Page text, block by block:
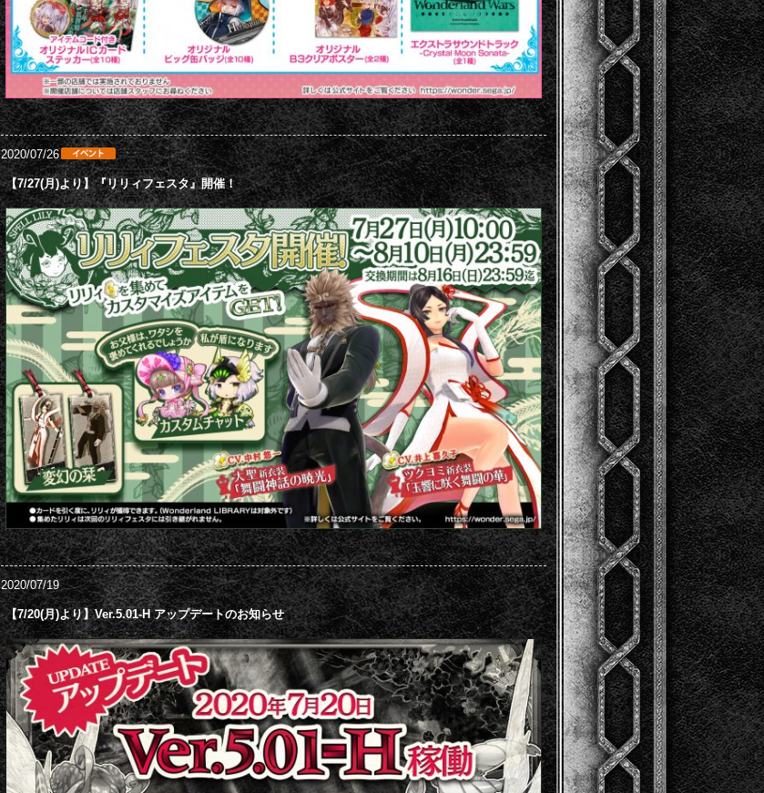
2020/07/26
【7/27(月)より】『リリィフェスタ』開催！
2020/07/19
【7/20(月)より】Ver.5.01-H アップデートのお知らせ